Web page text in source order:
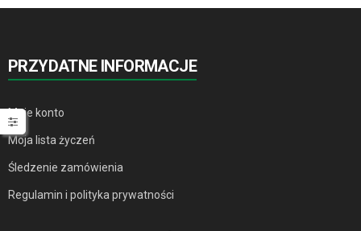
PRZYDATNE INFORMACJE
Moje konto
Moja lista życzeń
Śledzenie zamówienia
Regulamin i polityka prywatności